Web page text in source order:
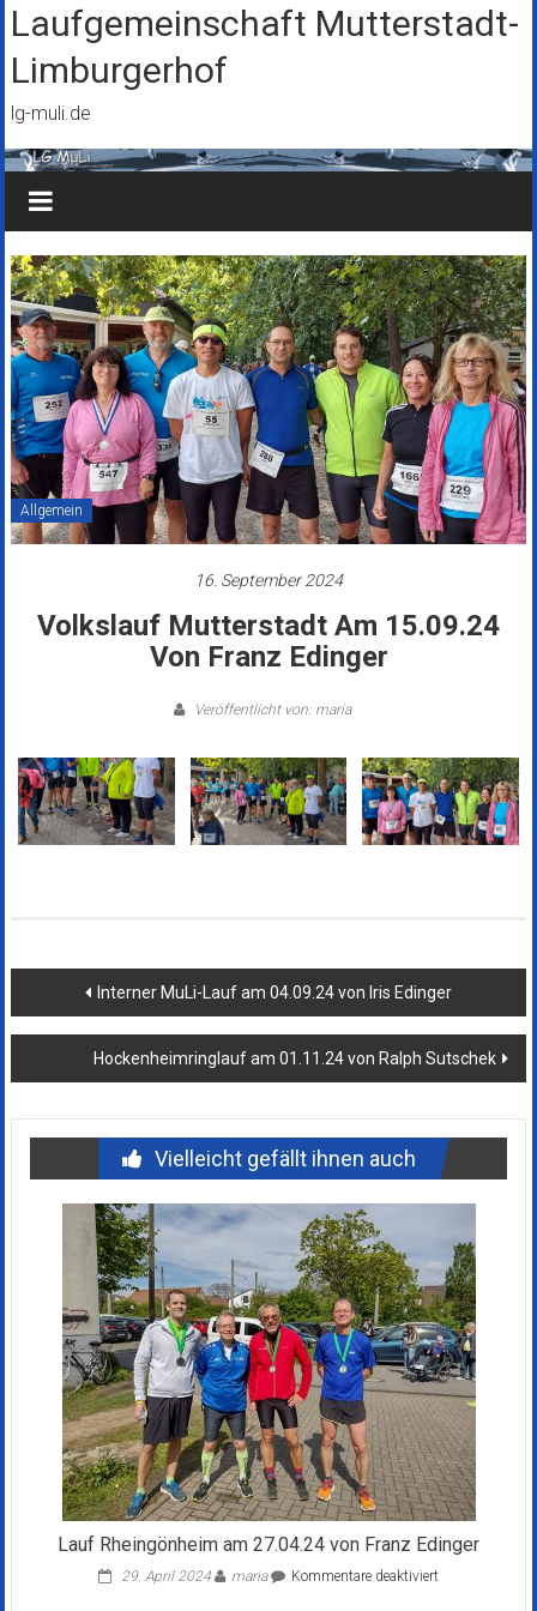
Zum
Inhalt
springen
Laufgemeinschaft Mutterstadt-
Limburgerhof
lg-muli.de
Allgemein
16. September 2024
Volkslauf Mutterstadt Am 15.09.24
Von Franz Edinger
Veröffentlicht von: maria
Beitragsnavigation
Interner MuLi-Lauf am 04.09.24 von Iris Edinger
Hockenheimringlauf am 01.11.24 von Ralph Sutschek
Vielleicht gefällt ihnen auch
Lauf Rheingönheim am 27.04.24 von Franz Edinger
29. April 2024 maria Kommentare deaktiviertfür